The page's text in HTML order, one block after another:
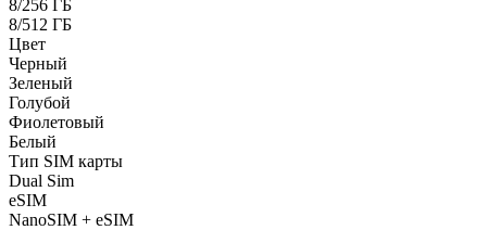
8/256 ГБ
8/512 ГБ
Цвет
Черный
Зеленый
Голубой
Фиолетовый
Белый
Тип SIM карты
Dual Sim
eSIM
NanoSIM + eSIM